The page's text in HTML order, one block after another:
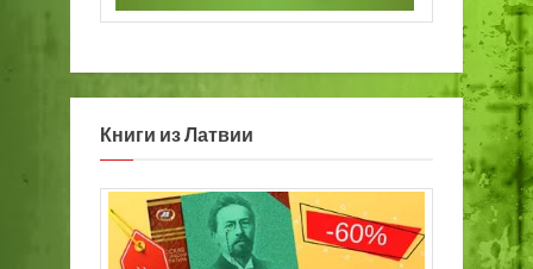
Книги из Латвии